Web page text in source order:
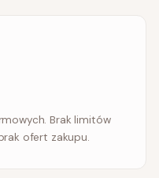
Brak limitów
ofert zakupu.